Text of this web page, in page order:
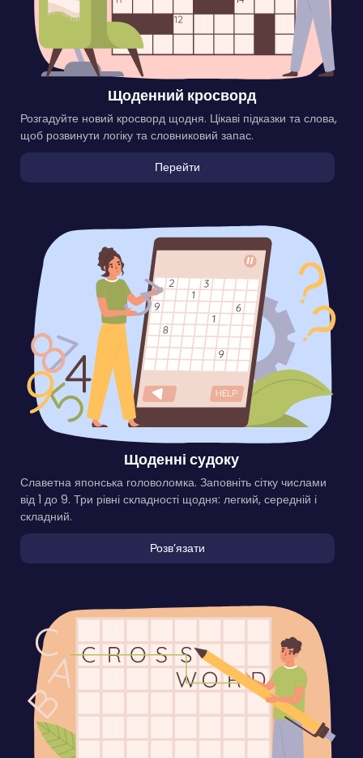
Щоденний кросворд
Розгадуйте новий кросворд щодня. Цікаві підказки та слова,
щоб розвинути логіку та словниковий запас.
Перейти
Щоденні судоку
Славетна японська головоломка. Заповніть сітку числами
від 1 до 9. Три рівні складності щодня: легкий, середній і
складний.
Розвʼязати